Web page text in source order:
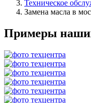
Техническое
Замена масла в
Примеры